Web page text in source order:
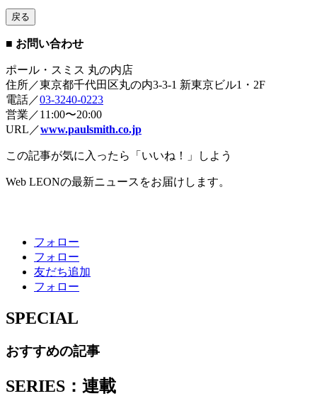
戻る
■ お問い合わせ
ポール・スミス 丸の内店
住所／東京都千代田区丸の内3-3-1 新東京ビル1・2F
電話／03-3240-0223
営業／11:00〜20:00
URL／www.paulsmith.co.jp
この記事が気に入ったら「いいね！」しよう
Web LEONの最新ニュースをお届けします。
フォロー
フォロー
友だち追加
フォロー
SPECIAL
おすすめの記事
SERIES：連載